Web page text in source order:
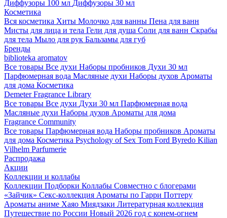
Диффузоры 100 мл Диффузоры 30 мл
Косметика
Вся косметика Хиты Молочко для ванны Пена для ванн
Мисты для лица и тела Гели для душа Соли для ванн Скрабы
для тела Мыло для рук Бальзамы для губ
Бренды
biblioteka aromatov
Все товары Все духи Наборы пробников Духи 30 мл
Парфюмерная вода Масляные духи Наборы духов Ароматы
для дома Косметика
Demeter Fragrance Library
Все товары Все духи Духи 30 мл Парфюмерная вода
Масляные духи Наборы духов Ароматы для дома
Fragrance Community
Все товары Парфюмерная вода Наборы пробников Ароматы
для дома Косметика Psychology of Sex Tom Ford Byredo Kilian
Vilhelm Parfumerie
Распродажа
Акции
Коллекции и коллабы
Коллекции Подборки Коллабы Совместно с блогерами
«Зайчик» Секс-коллекция Ароматы по Гарри Поттеру
Ароматы аниме Хаяо Миядзаки Литературная коллекция
Путешествие по России Новый 2026 год с конем-огнем